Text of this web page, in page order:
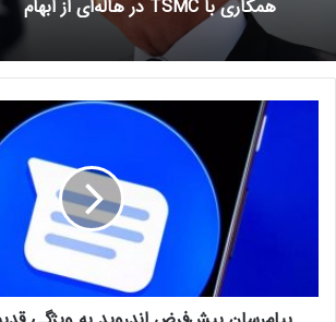
تصادف خبرساز
تسلا با سیستم
برخورد کرد
22 بهمن 1403
فوری: اپل
مک‌های جدید هفته
می‌رسند
4 آبان 1403
همکاری با TSMC در هاله‌ای از ابهام
پ